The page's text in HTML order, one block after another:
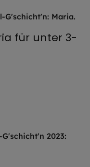
für unter 3-